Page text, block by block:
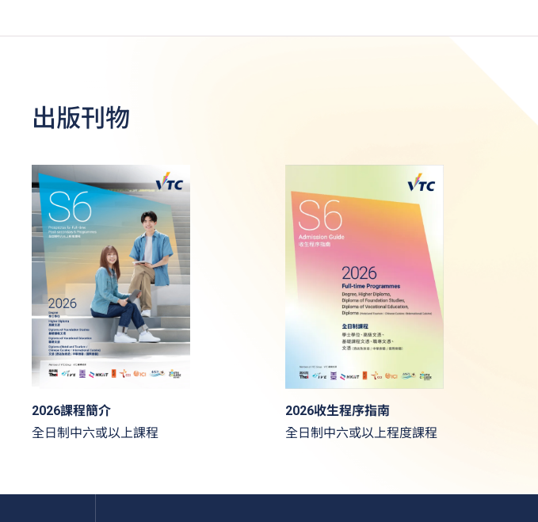
出版刊物
2026課程簡介
全日制中六或以上課程
2026收生程序指南
全日制中六或以上程度課程